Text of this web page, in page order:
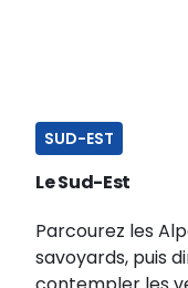
SUD-EST
Le Sud-Est
Parcourez les
savoyards, puis